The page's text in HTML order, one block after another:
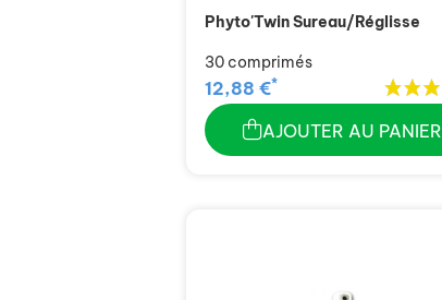
Phyto'Twin Sureau/Réglisse
30 comprimés
12,88 €*
AJOUTER AU PANIER